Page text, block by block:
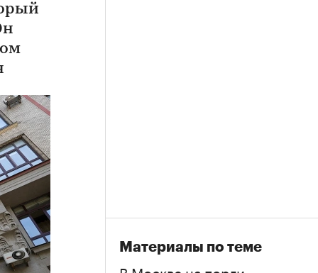
Материалы по теме